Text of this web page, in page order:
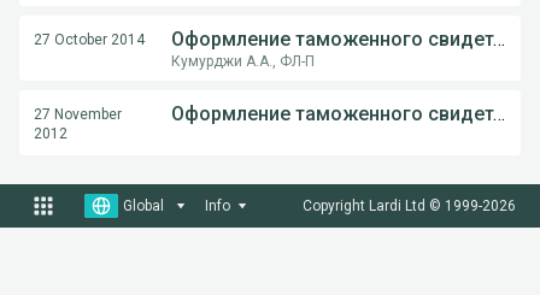
27 October 2014 Оформление таможенного свидетельства неучастникам АСМАП
Кумурджи А.А., ФЛ-П
27 November
2012
Оформление таможенного свидетельства на пломбировку
Global Info Copyright Lardi Ltd © 1999-2026